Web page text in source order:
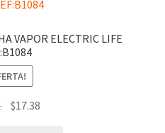
VAPOR ELECTRIC LIFE
$17.38